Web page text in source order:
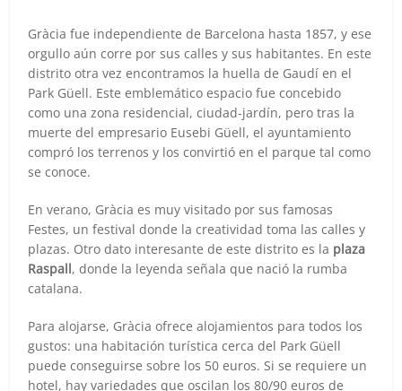
Gràcia fue independiente de Barcelona hasta 1857, y ese
orgullo aún corre por sus calles y sus habitantes. En este
distrito otra vez encontramos la huella de Gaudí en el
Park Güell. Este emblemático espacio fue concebido
como una zona residencial, ciudad-jardín, pero tras la
muerte del empresario Eusebi Güell, el ayuntamiento
compró los terrenos y los convirtió en el parque tal como
se conoce.
En verano, Gràcia es muy visitado por sus famosas
Festes, un festival donde la creatividad toma las calles y
plazas. Otro dato interesante de este distrito es la plaza
Raspall, donde la leyenda señala que nació la rumba
catalana.
Para alojarse, Gràcia ofrece alojamientos para todos los
gustos: una habitación turística cerca del Park Güell
puede conseguirse sobre los 50 euros. Si se requiere un
hotel, hay variedades que oscilan los 80/90 euros de